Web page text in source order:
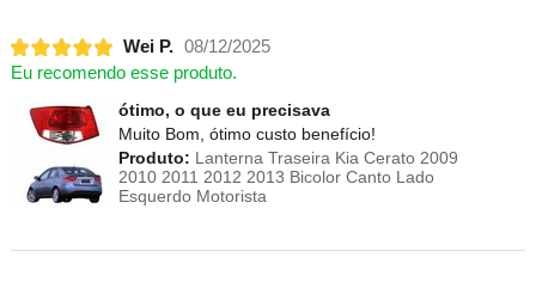
Wei P. 08/12/2025
Eu recomendo esse produto.
ótimo, o que eu precisava
Muito Bom, ótimo custo benefício!
Produto: Lanterna Traseira Kia Cerato 2009
2010 2011 2012 2013 Bicolor Canto Lado
Esquerdo Motorista